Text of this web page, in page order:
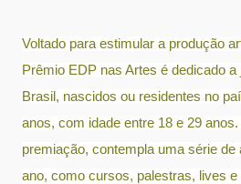
Voltado para estimular a produção
Prêmio EDP nas Artes é dedicado
Brasil, nascidos ou residentes no
anos, com idade entre 18 e 29
premiação, contempla uma série de
ano, como cursos, palestras, lives